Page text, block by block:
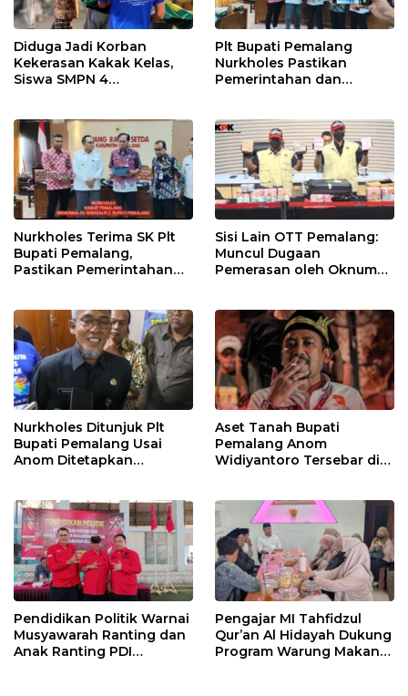
Diduga Jadi Korban
Kekerasan Kakak Kelas,
Siswa SMPN 4
Plt Bupati Pemalang
Nurkholes Pastikan
Pemerintahan dan
Nurkholes Terima SK Plt
Bupati Pemalang,
Pastikan Pemerintahan
Sisi Lain OTT Pemalang:
Muncul Dugaan
Pemerasan oleh Oknum
Nurkholes Ditunjuk Plt
Bupati Pemalang Usai
Anom Ditetapkan
Aset Tanah Bupati
Pemalang Anom
Widiyantoro Tersebar di
Pendidikan Politik Warnai
Musyawarah Ranting dan
Anak Ranting PDI
Pengajar MI Tahfidzul
Qur’an Al Hidayah Dukung
Program Warung Makan